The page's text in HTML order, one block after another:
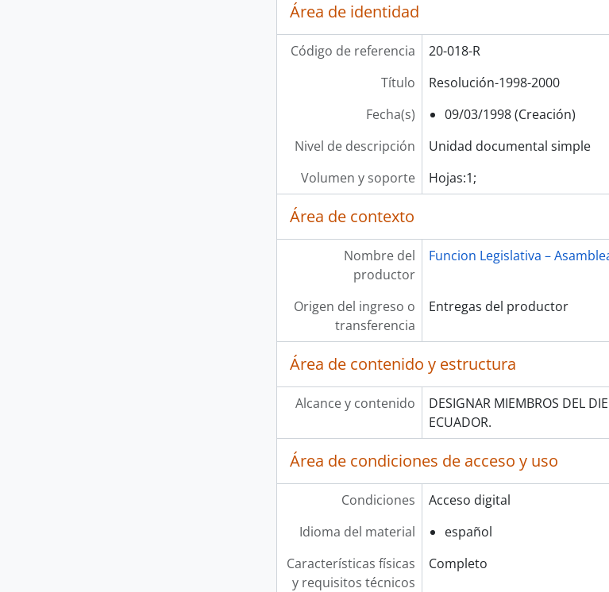
Área de identidad
Código de referencia
20-018-R
Título
Resolución-1998-2000
Fecha(s)
09/03/1998 (Creación)
Nivel de descripción
Unidad documental simple
Volumen y soporte
Hojas:1;
Área de contexto
Nombre del
productor
Funcion Legislativa –
Origen del ingreso o
transferencia
Entregas del productor
Área de contenido y estructura
Alcance y contenido
DESIGNAR MIEMBROS DEL
ECUADOR.
Área de condiciones de acceso y uso
Condiciones
Acceso digital
Idioma del material
español
Características físicas
y requisitos técnicos
Completo